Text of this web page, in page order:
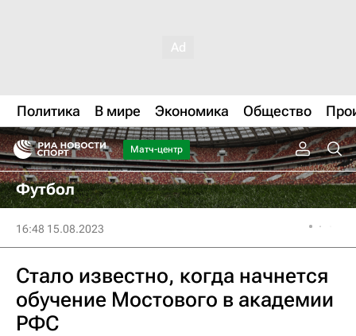
Политика В мире Экономика Общество
Матч-центр
Футбол
16:48 15.08.2023
Стало известно, когда начнется
обучение Мостового в академии
РФС